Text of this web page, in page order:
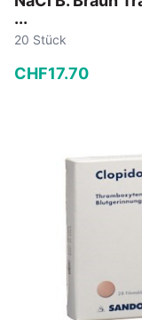
...
20 Stück
CHF17.70